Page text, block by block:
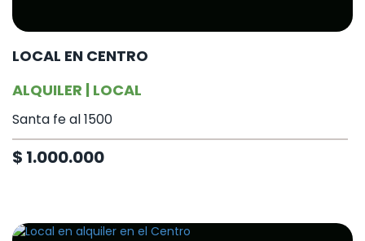
LOCAL EN CENTRO
ALQUILER | LOCAL
Santa fe al 1500
$ 1.000.000